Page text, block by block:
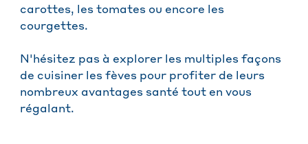
carottes, les tomates ou encore les
courgettes.
N'hésitez pas à explorer les multiples façons
de cuisiner les fèves pour profiter de leurs
nombreux avantages santé tout en vous
régalant.